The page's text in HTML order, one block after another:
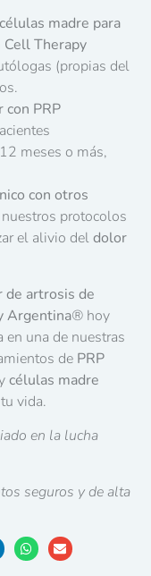
madre para
Cell Therapy
(propias del
con PRP
meses o más,
con otros
protocolos
el alivio deldolor
de artrosis de
Argentina® hoy
una de nuestras
de PRP
células madre
vida.
en la lucha
seguros y de alta